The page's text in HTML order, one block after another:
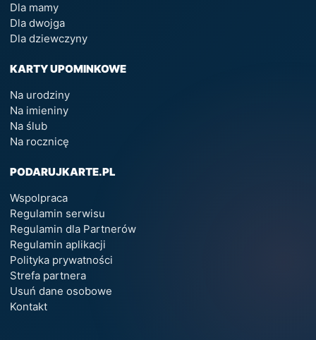
Dla mamy
Dla dwojga
Dla dziewczyny
KARTY UPOMINKOWE
Na urodziny
Na imieniny
Na ślub
Na rocznicę
PODARUJKARTE.PL
Wspolpraca
Regulamin serwisu
Regulamin dla Partnerów
Regulamin aplikacji
Polityka prywatności
Strefa partnera
Usuń dane osobowe
Kontakt